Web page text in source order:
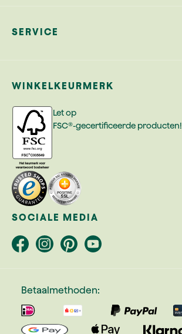
SERVICE
WINKELKEURMERK
Let op
FSC®-gecertificeerde producten!
SOCIALE MEDIA
Betaalmethoden: